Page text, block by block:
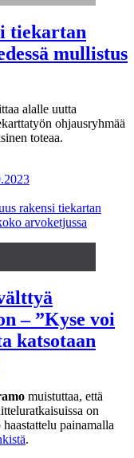
tiekartan
mullistus
alalle uutta
ohjausryhmää
toteaa.
rakensi tiekartan
arvoketjussa
– ”Kyse voi
katsotaan
muistuttaa, että
on
painamalla
.